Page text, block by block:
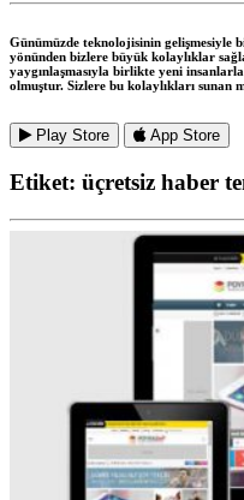
Günümüzde teknolojisinin gelişmesiyle
yönünden bizlere büyük kolaylıklar
yaygınlaşmasıyla birlikte yeni
olmuştur. Sizlere bu kolaylıkları sunan
Play Store App Store
Etiket: üçretsiz haber